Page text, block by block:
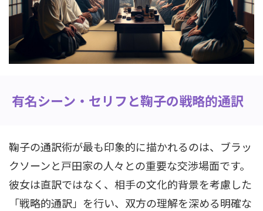
有名シーン・セリフと鞠子の戦略的通訳
鞠子の通訳術が最も印象的に描かれるのは、ブラッ
クソーンと戸田家の人々との重要な交渉場面です。
彼女は直訳ではなく、相手の文化的背景を考慮した
「戦略的通訳」を行い、双方の理解を深める明確な